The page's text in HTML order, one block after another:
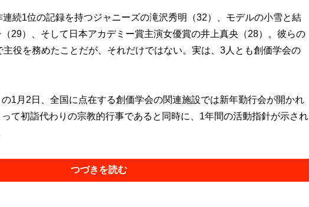
続1位の記録を持つジャニーズの滝沢秀明（32）、モデルの小雪と結
29）、そして日本アカデミー賞主演女優賞の井上真央（28）。彼らの
役を務めたことだが、それだけではない。実は、3人とも創価学会の
1月2日、全国に点在する創価学会の関連施設では新年勤行会が開かれ
て初詣代わりの宗教的行事であると同時に、1年間の活動指針が示され
つづきを読む